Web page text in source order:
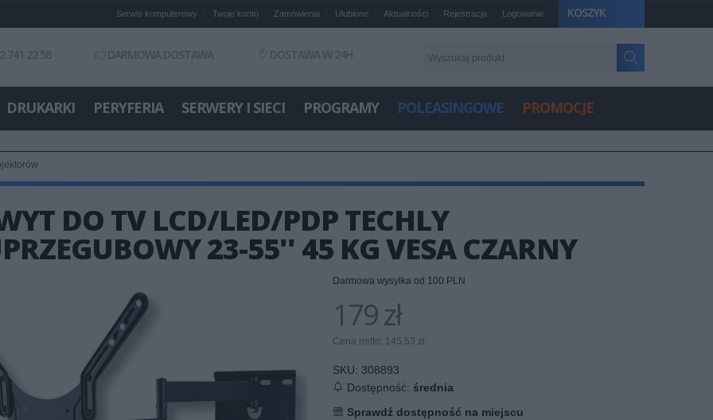
KOSZYK
Serwis komputerowy Twoje konto Zamówienia Ulubione Aktualności Rejestracja Logowanie
741 22 58 DARMOWA DOSTAWA DOSTAWA W 24H
DRUKARKI PERYFERIA SERWERY I SIECI PROGRAMY POLEASINGOWE PROMOCJE
DO TV LCD/LED/PDP TECHLY
23-55'' 45 KG VESA CZARNY
Darmowa wysyłka od 100 PLN
179 zł
Cena netto: 145,53 zł
SKU: 308893
Dostępność: średnia
Sprawdź dostępność na miejscu